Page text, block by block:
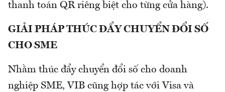
thanh toán QR riêng biệt cho từng cửa hàng).
GIẢI PHÁP THÚC ĐẨY CHUYỂN ĐỔI SỐ
CHO SME
Nhằm thúc đẩy chuyển đổi số cho doanh
nghiệp SME, VIB cũng hợp tác với Visa và